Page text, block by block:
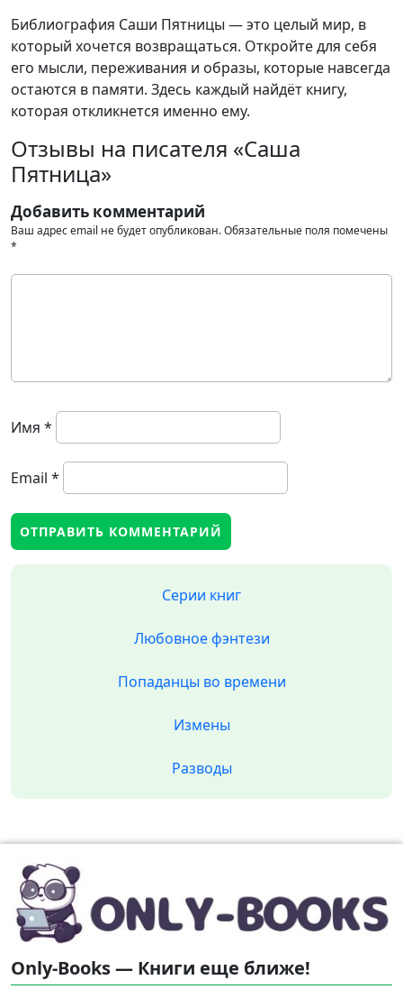
Библиография Саши Пятницы — это целый мир, в
который хочется возвращаться. Откройте для себя
его мысли, переживания и образы, которые навсегда
остаются в памяти. Здесь каждый найдёт книгу,
которая откликнется именно ему.
Отзывы на писателя «Саша
Пятница»
Добавить комментарий
Ваш адрес email не будет опубликован.Обязательные поля помечены
*
Имя *
Email *
Серии книг
Любовное фэнтези
Попаданцы во времени
Измены
Разводы
Only-Books — Книги еще ближе!